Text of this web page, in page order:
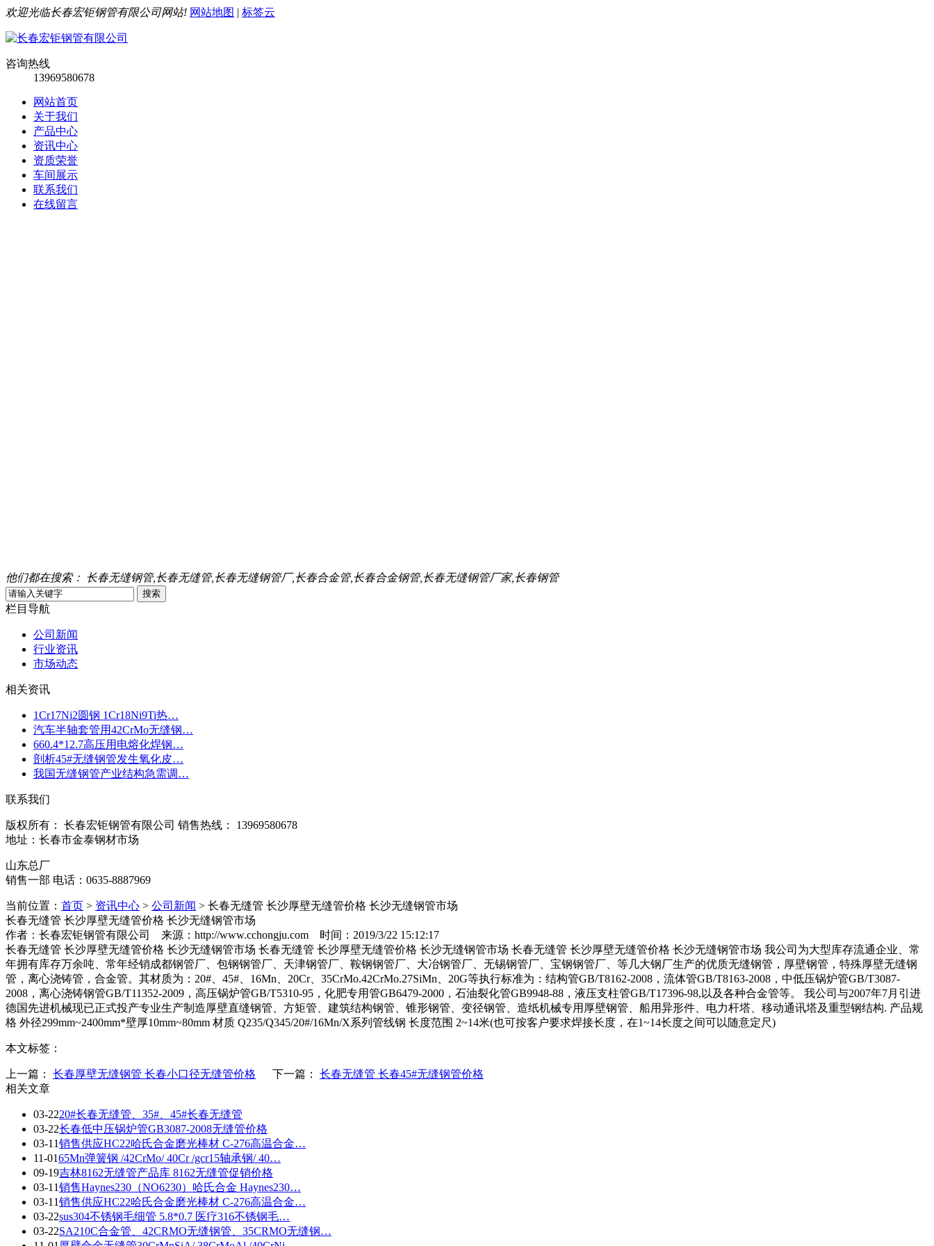
欢迎光临长春宏钜钢管有限公司网站! 网站地图 | 标签云
咨询热线
13969580678
网站首页
关于我们
产品中心
资讯中心
资质荣誉
车间展示
联系我们
在线留言
他们都在搜索： 长春无缝钢管,长春无缝管,长春无缝钢管厂,长春合金管,长春合金钢管,长春无缝钢管厂家,长春钢管
栏目导航
公司新闻
行业资讯
市场动态
相关资讯
1Cr17Ni2圆钢 1Cr18Ni9Ti热…
汽车半轴套管用42CrMo无缝钢…
660.4*12.7高压用电熔化焊钢…
剖析45#无缝钢管发生氧化皮…
我国无缝钢管产业结构急需调…
联系我们
版权所有： 长春宏钜钢管有限公司 销售热线： 13969580678
地址：长春市金泰钢材市场
山东总厂
销售一部 电话：0635-8887969
当前位置： 首页 > 资讯中心 > 公司新闻 > 长春无缝管 长沙厚壁无缝管价格 长沙无缝钢管市场
长春无缝管 长沙厚壁无缝管价格 长沙无缝钢管市场
作者：长春宏钜钢管有限公司 来源：http://www.cchongju.com 时间：2019/3/22 15:12:17
长春无缝管 长沙厚壁无缝管价格 长沙无缝钢管市场 长春无缝管 长沙厚壁无缝管价格 长沙无缝钢管市场 长春无缝管 长沙厚壁无缝管价格 长沙无缝钢管市场 我公司为大型库存流通企业、常
年拥有库存万余吨、常年经销成都钢管厂、包钢钢管厂、天津钢管厂、鞍钢钢管厂、大冶钢管厂、无锡钢管厂、宝钢钢管厂、等几大钢厂生产的优质无缝钢管，厚壁钢管，特殊厚壁无缝钢
管，离心浇铸管，合金管。其材质为：20#、45#、16Mn、20Cr、35CrMo.42CrMo.27SiMn、20G等执行标准为：结构管GB/T8162-2008，流体管GB/T8163-2008，中低压锅炉管GB/T3087-
2008，离心浇铸钢管GB/T11352-2009，高压锅炉管GB/T5310-95，化肥专用管GB6479-2000，石油裂化管GB9948-88，液压支柱管GB/T17396-98,以及各种合金管等。 我公司与2007年7月引进
德国先进机械现已正式投产专业生产制造厚壁直缝钢管、方矩管、建筑结构钢管、锥形钢管、变径钢管、造纸机械专用厚壁钢管、船用异形件、电力杆塔、移动通讯塔及重型钢结构. 产品规
格 外径299mm~2400mm*壁厚10mm~80mm 材质 Q235/Q345/20#/16Mn/X系列管线钢 长度范围 2~14米(也可按客户要求焊接长度，在1~14长度之间可以随意定尺)
本文标签：
上一篇： 长春厚壁无缝钢管 长春小口径无缝管价格 下一篇： 长春无缝管 长春45#无缝钢管价格
相关文章
03-2220#长春无缝管、35#、45#长春无缝管
03-22长春低中压锅炉管GB3087-2008无缝管价格
03-11销售供应HC22哈氏合金磨光棒材 C-276高温合金…
11-0165Mn弹簧钢 /42CrMo/ 40Cr /gcr15轴承钢/ 40…
09-19吉林8162无缝管产品库 8162无缝管促销价格
03-11销售Haynes230（NO6230）哈氏合金 Haynes230…
03-11销售供应HC22哈氏合金磨光棒材 C-276高温合金…
03-22sus304不锈钢毛细管 5.8*0.7 医疗316不锈钢毛…
03-22SA210C合金管、42CRMO无缝钢管、35CRMO无缝钢…